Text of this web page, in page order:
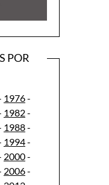
POR
1976-
1982-
1988-
1994-
2000-
2006-